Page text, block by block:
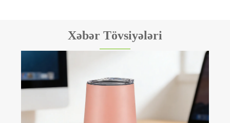
Xəbər Tövsiyələri